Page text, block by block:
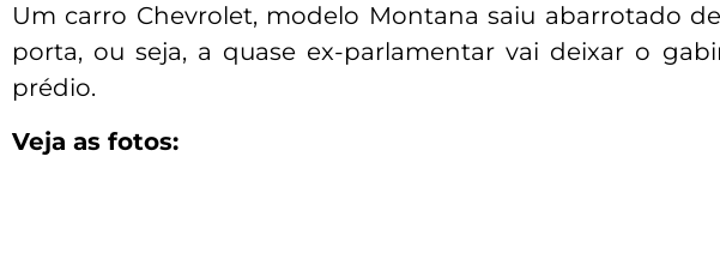
Um carro Chevrolet, modelo Montana saiu abarrotado
porta, ou seja, a quase ex-parlamentar vai deixar o
prédio.
Veja as fotos: